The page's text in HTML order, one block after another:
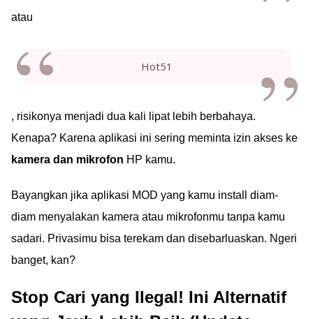
atau
Hot51
, risikonya menjadi dua kali lipat lebih berbahaya.
Kenapa? Karena aplikasi ini sering meminta izin akses ke
kamera dan mikrofon HP kamu.
Bayangkan jika aplikasi MOD yang kamu install diam-
diam menyalakan kamera atau mikrofonmu tanpa kamu
sadari. Privasimu bisa terekam dan disebarluaskan. Ngeri
banget, kan?
Stop Cari yang Ilegal! Ini Alternatif